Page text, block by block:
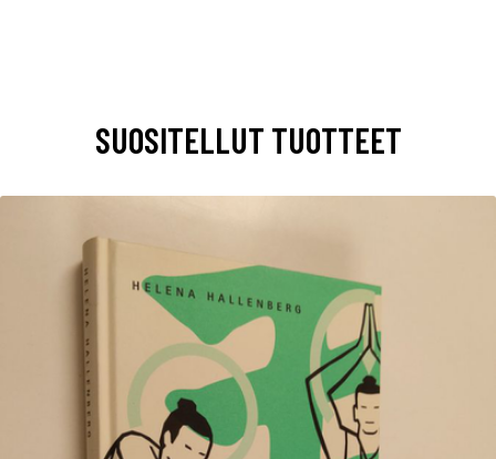
SUOSITELLUT TUOTTEET